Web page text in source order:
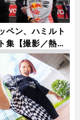
ペン、ハミルト
集【撮影／熱田